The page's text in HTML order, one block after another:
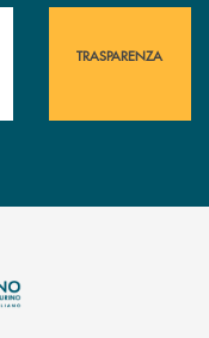
filiali&nbsp; di Banca
immediata?
TRASPARENZA